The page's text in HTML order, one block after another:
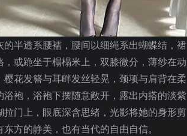
半透系腰襦，腰间以细绳系出蝴蝶结，裙
或跪坐于榻榻米上，双膝微分，薄纱在动
花发簪与耳畔发丝轻晃，颈项与肩背在柔
袍，浴袍下摆随意敞开，露出内搭的淡紫
门上，眼底深含思绪，光影将她的身形剪
方的静美，也有当代的自由自信。